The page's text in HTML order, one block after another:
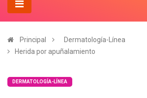
Principal
Dermatología-Línea
Herida por apuñalamiento
DERMATOLOGÍA-LÍNEA